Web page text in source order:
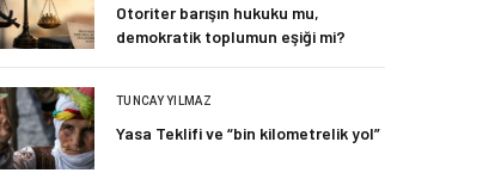
Otoriter barışın hukuku mu,
demokratik toplumun eşiği mi?
TUNCAY YILMAZ
Yasa Teklifi ve “bin kilometrelik yol”